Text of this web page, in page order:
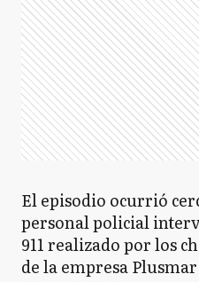
El episodio ocurrió
personal policial
911 realizado por los
de la empresa